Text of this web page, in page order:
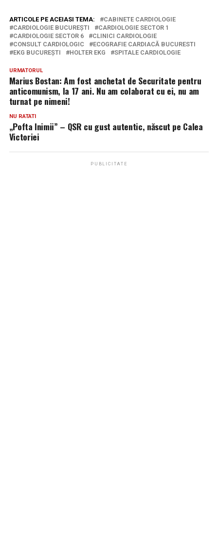
ARTICOLE PE ACEIASI TEMA:
CABINETE CARDIOLOGIE
CARDIOLOGIE BUCUREȘTI
CARDIOLOGIE SECTOR 1
CARDIOLOGIE SECTOR 6
CLINICI CARDIOLOGIE
CONSULT CARDIOLOGIC
ECOGRAFIE CARDIACĂ BUCURESTI
EKG BUCUREȘTI
HOLTER EKG SPITALE CARDIOLOGIE
URMATORUL
Marius Bostan: Am fost anchetat de Securitate pentru
anticomunism, la 17 ani. Nu am colaborat cu ei, nu am
turnat pe nimeni!
NU RATATI
„Pofta Inimii” – QSR cu gust autentic, născut pe Calea
Victoriei
PUBLICITATE